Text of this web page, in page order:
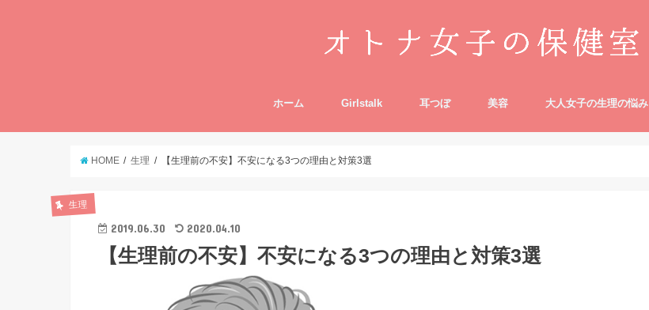
ホーム Girlstalk 耳つぼ 美容 大人女子の生理の悩み
HOME 生理 【生理前の不安】不安になる3つの理由と対策3選
生理
2019.06.30 2020.04.10
【生理前の不安】不安になる3つの理由と対策3選